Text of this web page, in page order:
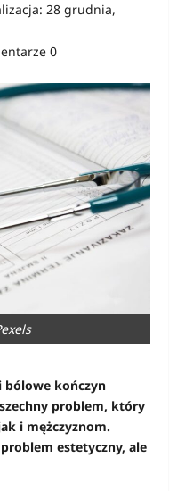
28 grudnia,
0
bólowe kończyn
problem, który
i mężczyznom.
estetyczny, ale